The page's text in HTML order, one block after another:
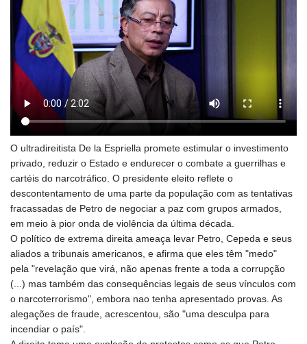
O ultradireitista De la Espriella promete estimular o investimento
privado, reduzir o Estado e endurecer o combate a guerrilhas e
cartéis do narcotráfico. O presidente eleito reflete o
descontentamento de uma parte da população com as tentativas
fracassadas de Petro de negociar a paz com grupos armados,
em meio à pior onda de violência da última década.
O político de extrema direita ameaça levar Petro, Cepeda e seus
aliados a tribunais americanos, e afirma que eles têm "medo"
pela "revelação que virá, não apenas frente a toda a corrupção
(...) mas também das consequências legais de seus vínculos com
o narcoterrorismo", embora nao tenha apresentado provas. As
alegações de fraude, acrescentou, são "uma desculpa para
incendiar o país".